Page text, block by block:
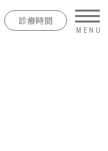
診療時間